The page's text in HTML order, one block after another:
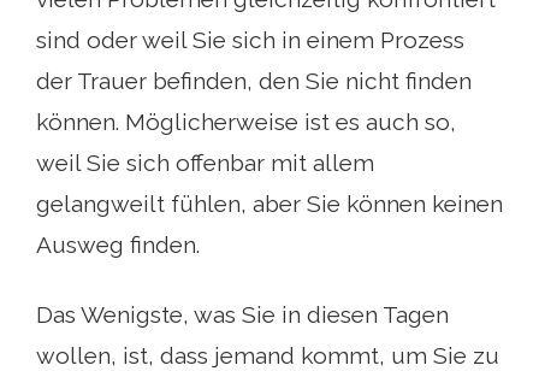
sind oder weil Sie sich in einem Prozess
der Trauer befinden, den Sie nicht finden
können. Möglicherweise ist es auch so,
weil Sie sich offenbar mit allem
gelangweilt fühlen, aber Sie können keinen
Ausweg finden.
Das Wenigste, was Sie in diesen Tagen
wollen, ist, dass jemand kommt, um Sie zu